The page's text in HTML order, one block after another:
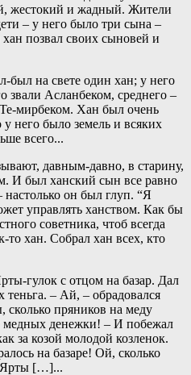
жестокий и жадный. Жители
– у него было три сына –
позвал своих сыновей и
был на свете один хан; у него
звали Асланбеком, среднего –
мирбеком. Хан был очень
него было земель и всяких
всего...
давным-давно, в старину,
И был ханский сын все равно
настолько он был глуп. “Я
управлять ханством. Как бы
советника, чтоб всегда
то хан. Собрал хан всех, кто
гулок с отцом на базар. Дал
– Ай, – обрадовался
сколько пряников на меду
медных денежки! – И побежал
за козой молодой козленок.
на базаре! Ой, сколько
Ярты […]...